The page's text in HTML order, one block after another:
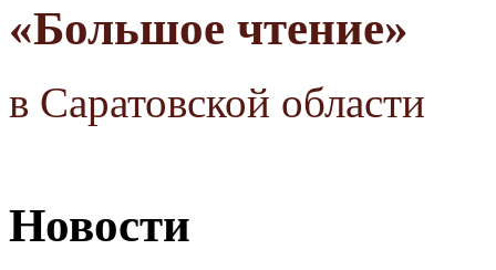
«Большое чтение»
в Саратовской области
Новости